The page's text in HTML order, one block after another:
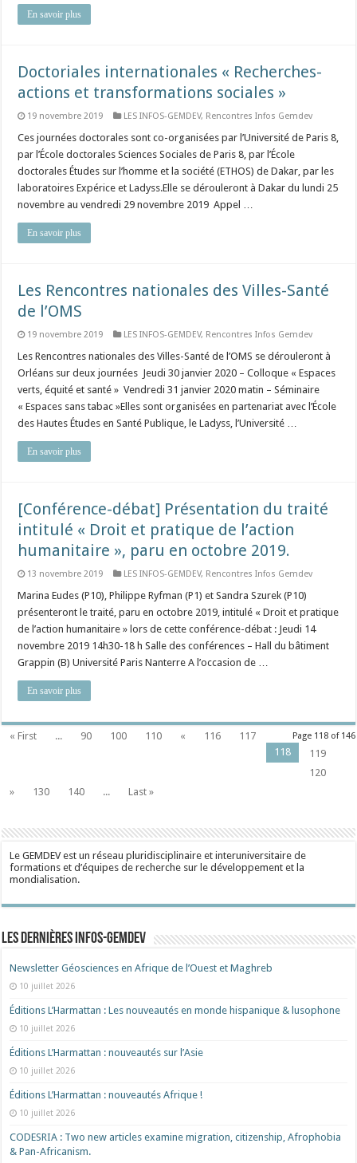
En savoir plus
Doctoriales internationales « Recherches-
actions et transformations sociales »
19 novembre 2019 LES INFOS-GEMDEV, Rencontres Infos Gemdev
Ces journées doctorales sont co-organisées par l’Université de Paris 8,
par l’École doctorales Sciences Sociales de Paris 8, par l’École
doctorales Études sur l’homme et la société (ETHOS) de Dakar, par les
laboratoires Expérice et Ladyss.Elle se dérouleront à Dakar du lundi 25
novembre au vendredi 29 novembre 2019 Appel …
En savoir plus
Les Rencontres nationales des Villes-Santé
de l’OMS
19 novembre 2019 LES INFOS-GEMDEV, Rencontres Infos Gemdev
Les Rencontres nationales des Villes-Santé de l’OMS se dérouleront à
Orléans sur deux journées Jeudi 30 janvier 2020 – Colloque « Espaces
verts, équité et santé » Vendredi 31 janvier 2020 matin – Séminaire
« Espaces sans tabac »Elles sont organisées en partenariat avec l’École
des Hautes Études en Santé Publique, le Ladyss, l’Université …
En savoir plus
[Conférence-débat] Présentation du traité
intitulé « Droit et pratique de l’action
humanitaire », paru en octobre 2019.
13 novembre 2019 LES INFOS-GEMDEV, Rencontres Infos Gemdev
Marina Eudes (P10), Philippe Ryfman (P1) et Sandra Szurek (P10)
présenteront le traité, paru en octobre 2019, intitulé « Droit et pratique
de l’action humanitaire » lors de cette conférence-débat : Jeudi 14
novembre 2019 14h30-18 h Salle des conférences – Hall du bâtiment
Grappin (B) Université Paris Nanterre A l’occasion de …
En savoir plus
Page 118 of 146
« First ... 90 100 110 « 116
117
118
119
120
»
130 140 ... Last »
Le GEMDEV est un réseau pluridisciplinaire et interuniversitaire de
formations et d’équipes de recherche sur le développement et la
mondialisation.
Les dernières Infos-Gemdev
Newsletter Géosciences en Afrique de l’Ouest et Maghreb
10 juillet 2026
Éditions L’Harmattan : Les nouveautés en monde hispanique & lusophone
10 juillet 2026
Éditions L’Harmattan : nouveautés sur l’Asie
10 juillet 2026
Éditions L’Harmattan : nouveautés Afrique !​
10 juillet 2026
CODESRIA : Two new articles examine migration, citizenship, Afrophobia
& Pan-Africanism.